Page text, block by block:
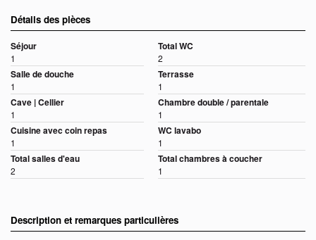
Détails des pièces
Séjour
1
Total WC
2
Salle de douche
1
Terrasse
1
Cave | Cellier
1
Chambre double / parentale
1
Cuisine avec coin repas
1
WC lavabo
1
Total salles d'eau
2
Total chambres à coucher
1
Description et remarques particulières